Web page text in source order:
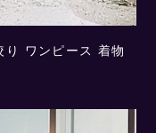
ワンピース 着物